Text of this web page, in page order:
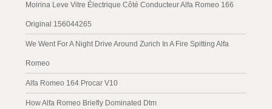
Moirina Leve Vitre Électrique Côté Conducteur Alfa Romeo 166
Original 156044265
We Went For A Night Drive Around Zurich In A Fire Spitting Alfa
Romeo
Alfa Romeo 164 Procar V10
How Alfa Romeo Briefly Dominated Dtm